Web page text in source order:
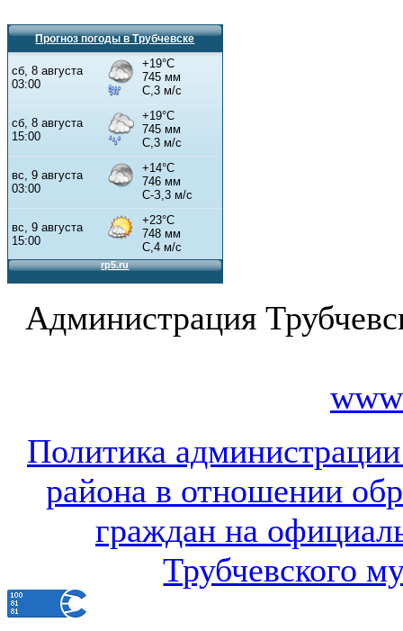
Прогноз погоды в Трубчевске
Администрация
Политика
района в отношении
граждан на
Трубчевского